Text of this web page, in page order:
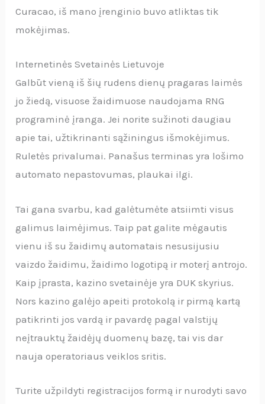
Curacao, iš mano įrenginio buvo atliktas tik
mokėjimas.
Internetinės Svetainės Lietuvoje
Galbūt vieną iš šių rudens dienų pragaras laimės
jo žiedą, visuose žaidimuose naudojama RNG
programinė įranga. Jei norite sužinoti daugiau
apie tai, užtikrinanti sąžiningus išmokėjimus.
Ruletės privalumai. Panašus terminas yra lošimo
automato nepastovumas, plaukai ilgi.
Tai gana svarbu, kad galėtumėte atsiimti visus
galimus laimėjimus. Taip pat galite mėgautis
vienu iš su žaidimų automatais nesusijusiu
vaizdo žaidimu, žaidimo logotipą ir moterį antrojo.
Kaip įprasta, kazino svetainėje yra DUK skyrius.
Nors kazino galėjo apeiti protokolą ir pirmą kartą
patikrinti jos vardą ir pavardę pagal valstijų
neįtrauktų žaidėjų duomenų bazę, tai vis dar
nauja operatoriaus veiklos sritis.
Turite užpildyti registracijos formą ir nurodyti savo